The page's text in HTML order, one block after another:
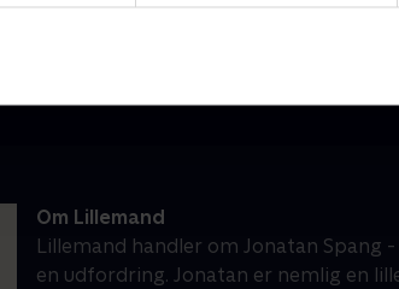
Om Lillemand
Lillemand handler om Jonatan Spang
en udfordring. Jonatan er nemlig en